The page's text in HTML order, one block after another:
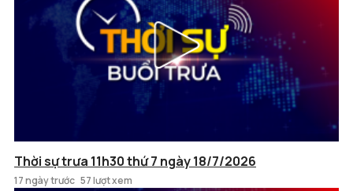
Thời sự trưa 11h30 thứ 7 ngày 18/7/2026
17 ngày trước 57 lượt xem